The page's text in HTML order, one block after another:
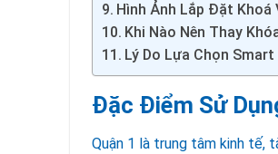
Hình Ảnh Lắp Đặt Khoá
Khi Nào Nên Thay
Lý Do Lựa Chọn
Đặc Điểm Sử
Quận 1 là trung tâm kinh tế,